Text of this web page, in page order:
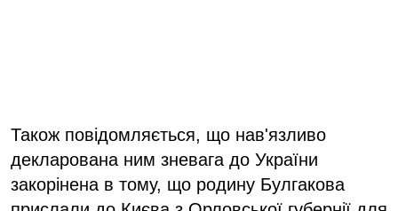
Також повідомляється, що нав'язливо
декларована ним зневага до України
закорінена в тому, що родину Булгакова